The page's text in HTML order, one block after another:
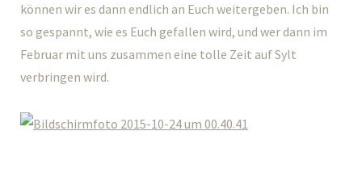
können wir es dann endlich an Euch weitergeben. Ich bin
so gespannt, wie es Euch gefallen wird, und wer dann im
Februar mit uns zusammen eine tolle Zeit auf Sylt
verbringen wird.